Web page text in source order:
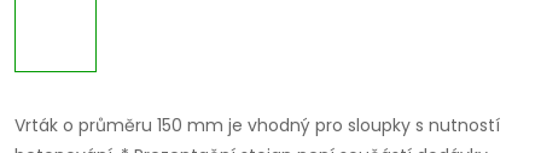
Vrták o průměru 150 mm je vhodný pro sloupky s nutností